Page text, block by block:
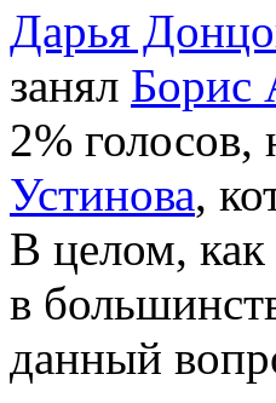
Дарья
занял Борис
2%
Устинова,
В целом,
в
данный